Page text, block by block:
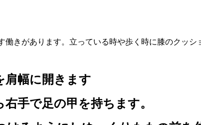
働きがあります。立っている時や歩く時に膝のクッシ
肩幅に開きます
手で足の甲を持ちます。